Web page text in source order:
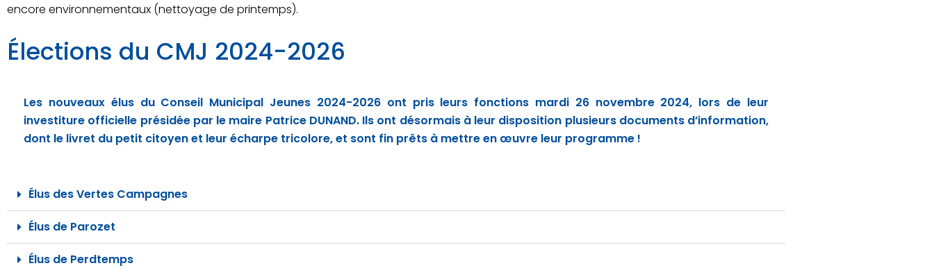
encore environnementaux (nettoyage de printemps).
Élections du CMJ 2024-2026
Les nouveaux élus du Conseil Municipal Jeunes 2024-2026 ont pris leurs fonctions mardi 26 novembre 2024, lors de leur
investiture officielle présidée par le maire Patrice DUNAND. Ils ont désormais à leur disposition plusieurs documents d’information,
dont le livret du petit citoyen et leur écharpe tricolore, et sont fin prêts à mettre en œuvre leur programme !
Élus des Vertes Campagnes
Élus de Parozet
Élus de Perdtemps